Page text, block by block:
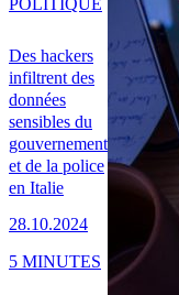
Des hackers
infiltrent des
données
sensibles du
gouvernement
et de la police
en Italie
28.10.2024
POLITIQUE
5 MINUTES